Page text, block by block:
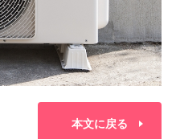
本文に戻る